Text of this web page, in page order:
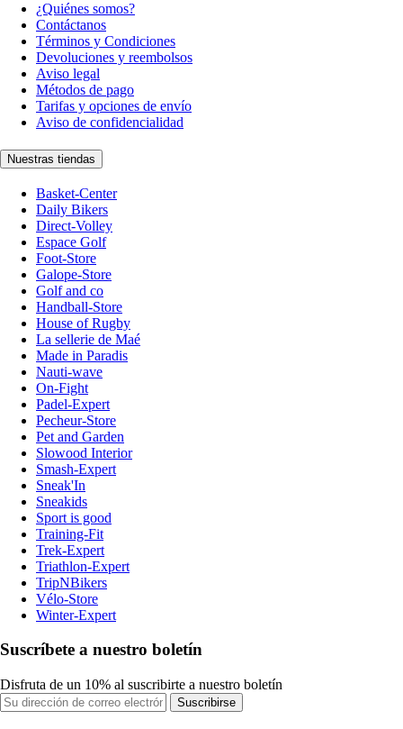
¿Quiénes somos?
Contáctanos
Términos y Condiciones
Devoluciones y reembolsos
Aviso legal
Métodos de pago
Tarifas y opciones de envío
Aviso de confidencialidad
Nuestras tiendas
Basket-Center
Daily Bikers
Direct-Volley
Espace Golf
Foot-Store
Galope-Store
Golf and co
Handball-Store
House of Rugby
La sellerie de Maé
Made in Paradis
Nauti-wave
On-Fight
Padel-Expert
Pecheur-Store
Pet and Garden
Slowood Interior
Smash-Expert
Sneak'In
Sneakids
Sport is good
Training-Fit
Trek-Expert
Triathlon-Expert
TripNBikers
Vélo-Store
Winter-Expert
Suscríbete a nuestro boletín
Disfruta de un 10% al suscribirte a nuestro boletín
Suscribirse